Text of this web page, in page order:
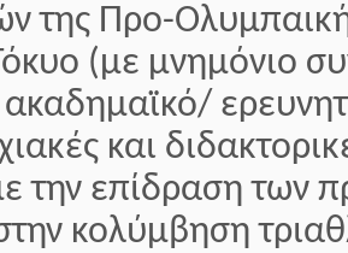
της Προ-
(με μνημόνιο
και
την επίδραση των
κολύμβηση